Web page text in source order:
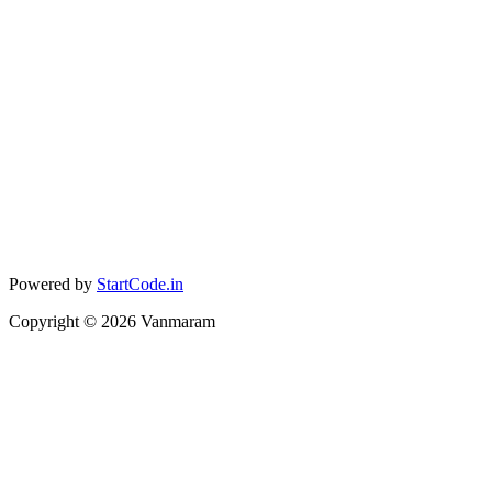
Powered by StartCode.in
Copyright © 2026 Vanmaram